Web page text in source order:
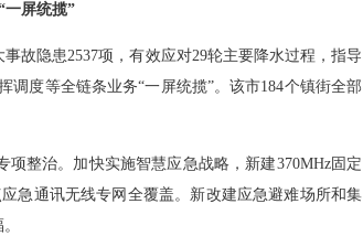
一屏统揽”
隐患2537项，有效应对29轮主要降水过程，指导
度等全链条业务“一屏统揽”。该市184个镇街全部
整治。加快实施智慧应急战略，新建370MHz固定
急通讯无线专网全覆盖。新改建应急避难场所和集